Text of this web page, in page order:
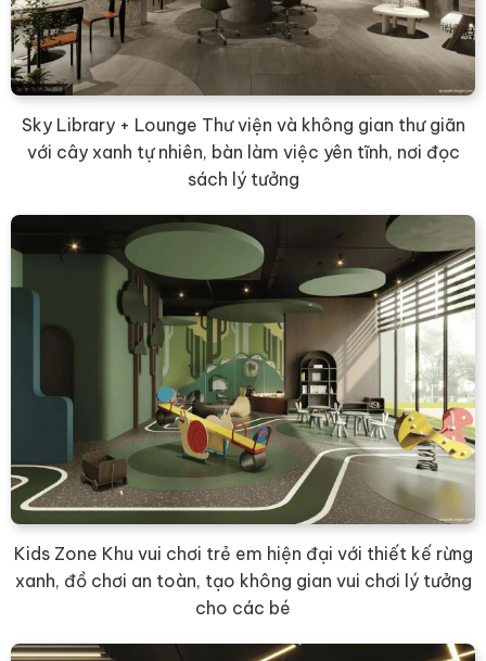
Sky Library + Lounge Thư viện và không gian thư giãn
với cây xanh tự nhiên, bàn làm việc yên tĩnh, nơi đọc
sách lý tưởng
Kids Zone Khu vui chơi trẻ em hiện đại với thiết kế rừng
xanh, đồ chơi an toàn, tạo không gian vui chơi lý tưởng
cho các bé